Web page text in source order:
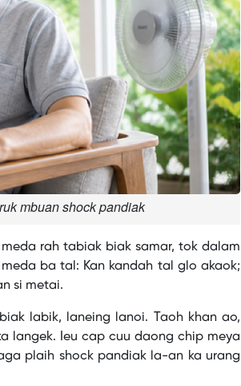
mbuan shock pandiak
rah tabiak biak samar, tok dalam
ba tal: Kan kandah tal glo akaok;
si metai.
labik, laneing lanoi. Taoh khan ao,
langek. Ieu cap cuu daong chip meya
plaih shock pandiak la-an ka urang